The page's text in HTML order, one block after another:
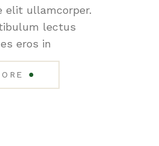
elit ullamcorper.
lectus
eros in
●